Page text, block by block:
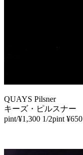
QUAYS Pilsner
キーズ・ピルスナー
pint/¥1,300 1/2pint ¥650